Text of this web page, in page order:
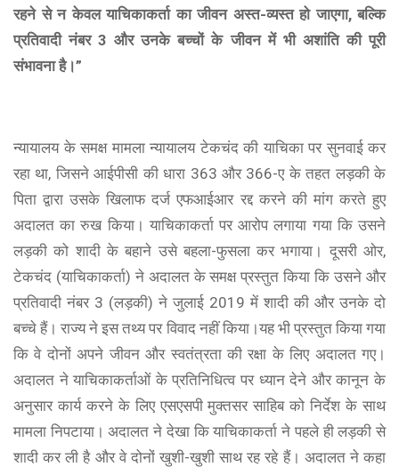
रहने से न केवल याचिकाकर्ता का जीवन अस्त-व्यस्त हो जाएगा, बल्कि
प्रतिवादी नंबर 3 और उनके बच्चों के जीवन में भी अशांति की पूरी
संभावना है।”
न्यायालय के समक्ष मामला न्यायालय टेकचंद की याचिका पर सुनवाई कर
रहा था, जिसने आईपीसी की धारा 363 और 366-ए के तहत लड़की के
पिता द्वारा उसके खिलाफ दर्ज एफआईआर रद्द करने की मांग करते हुए
अदालत का रुख किया। याचिकाकर्ता पर आरोप लगाया गया कि उसने
लड़की को शादी के बहाने उसे बहला-फुसला कर भगाया। दूसरी ओर,
टेकचंद (याचिकाकर्ता) ने अदालत के समक्ष प्रस्तुत किया कि उसने और
प्रतिवादी नंबर 3 (लड़की) ने जुलाई 2019 में शादी की और उनके दो
बच्चे हैं। राज्य ने इस तथ्य पर विवाद नहीं किया।यह भी प्रस्तुत किया गया
कि वे दोनों अपने जीवन और स्वतंत्रता की रक्षा के लिए अदालत गए।
अदालत ने याचिकाकर्ताओं के प्रतिनिधित्व पर ध्यान देने और कानून के
अनुसार कार्य करने के लिए एसएसपी मुक्तसर साहिब को निर्देश के साथ
मामला निपटाया। अदालत ने देखा कि याचिकाकर्ता ने पहले ही लड़की से
शादी कर ली है और वे दोनों खुशी-खुशी साथ रह रहे हैं। अदालत ने कहा